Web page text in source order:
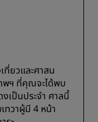
ที่ยวและศาสน
พฯ ที่คุณจะได้พบ
เป็นประจำ ศาลนี้
ทวาผู้มี 4 หน้า